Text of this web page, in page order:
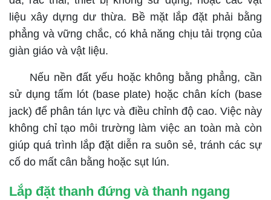
liệu xây dựng dư thừa. Bề mặt lắp đặt phải bằng
phẳng và vững chắc, có khả năng chịu tải trọng của
giàn giáo và vật liệu.
Nếu nền đất yếu hoặc không bằng phẳng, cần
sử dụng tấm lót (base plate) hoặc chân kích (base
jack) để phân tán lực và điều chỉnh độ cao. Việc này
không chỉ tạo môi trường làm việc an toàn mà còn
giúp quá trình lắp đặt diễn ra suôn sẻ, tránh các sự
cố do mất cân bằng hoặc sụt lún.
Lắp đặt thanh đứng và thanh ngang